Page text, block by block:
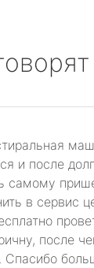
и после
самому
в сервис
после
Спасибо